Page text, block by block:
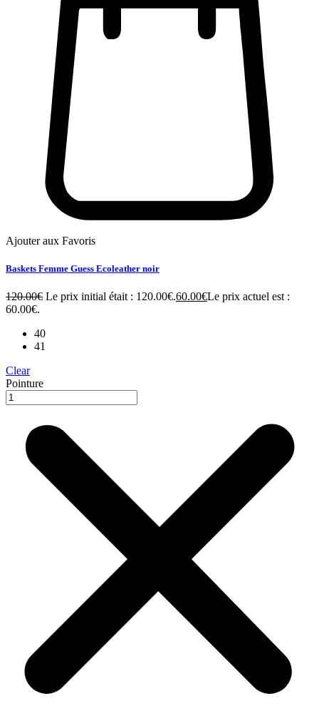
Ajouter aux Favoris
Baskets Femme Guess Ecoleather noir
120.00€ Le prix initial était : 120.00€.60.00€Le prix actuel est :
60.00€.
40
41
Clear
Pointure